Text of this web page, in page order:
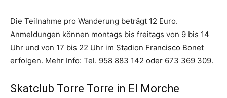
Die Teilnahme pro Wanderung beträgt 12 Euro.
Anmeldungen können montags bis freitags von 9 bis 14
Uhr und von 17 bis 22 Uhr im Stadion Francisco Bonet
erfolgen. Mehr Info: Tel. 958 883 142 oder 673 369 309.
Skatclub Torre Torre in El Morche